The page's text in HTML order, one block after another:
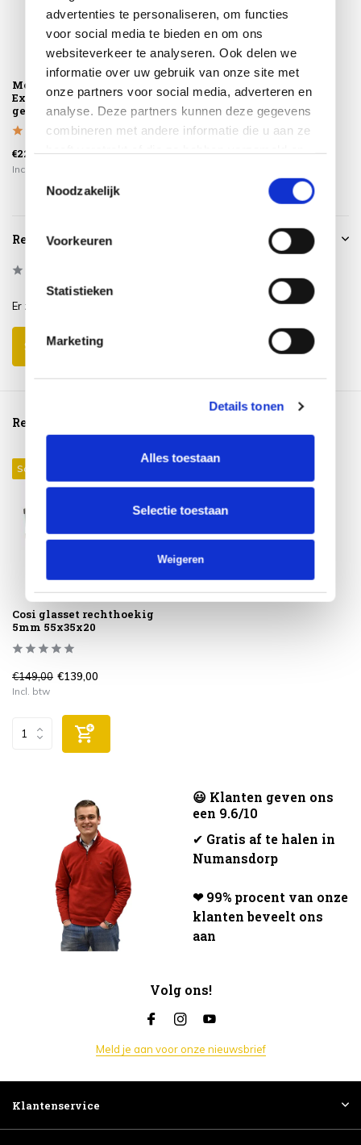
advertenties te personaliseren, om functies
voor social media te bieden en om ons
websiteverkeer te analyseren. Ook delen we
informatie over uw gebruik van onze site met
onze partners voor social media, adverteren en
analyse. Deze partners kunnen deze gegevens
combineren met andere informatie die u aan ze
Noodzakelijk
Voorkeuren
Statistieken
Marketing
Details tonen
Alles toestaan
Selectie toestaan
Weigeren
Montagelevering -
Extra gemak &
geen afval
€225,00
Incl. btw
Reviews
Er zijn nog geen reviews geschreven over dit product..
Schrijf je eigen review
Reeds bekeken
Sale 7%
Cosi glasset rechthoekig
5mm 55x35x20
€149,00 €139,00
Incl. btw
😃 Klanten geven ons
een 9.6/10
✔ Gratis af te halen in
Numansdorp
❤ 99% procent van onze
klanten beveelt ons
aan
Volg ons!
Meld je aan voor onze nieuwsbrief
Klantenservice